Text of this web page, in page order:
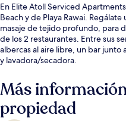
En Elite Atoll Serviced
Beach y de Playa Rawai.
masaje de tejido profundo, para
de los 2 restaurantes. Entre sus
albercas al aire libre, un bar junto
y lavadora/secadora.
Más
propiedad